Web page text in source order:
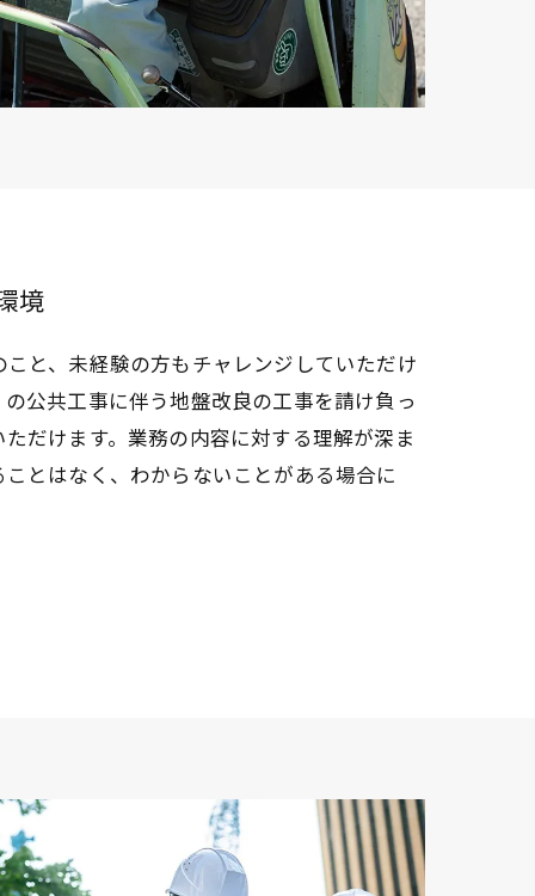
境
と、未経験の方もチャレンジしていただけ
公共工事に伴う地盤改良の工事を請け負っ
だけます。業務の内容に対する理解が深ま
とはなく、わからないことがある場合に